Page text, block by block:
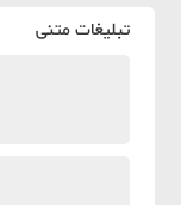
تبلیغات متنی